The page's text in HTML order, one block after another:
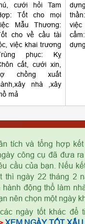
cưới hỏi Tam
Tốt cho mọi
Mẫu Thương:
cho về cầu tài
việc khai trương
phục: Kỵ
cất, cưới xin,
chồng xuất
nhà ,xây
mả
tích và tổng hợp
công cụ đã đưa
cầu của bạn. Nếu
thì ngày 22 tháng 2
động thổ làm
nên chọn một ngày
ngày tốt khác để